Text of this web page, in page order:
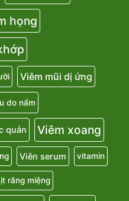
họng
Viêm mũi dị ứng
do nấm
quản Viêm xoang
Viên serum vitamin
răng miệng